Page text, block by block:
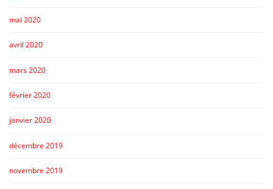
mai 2020
avril 2020
mars 2020
février 2020
janvier 2020
décembre 2019
novembre 2019